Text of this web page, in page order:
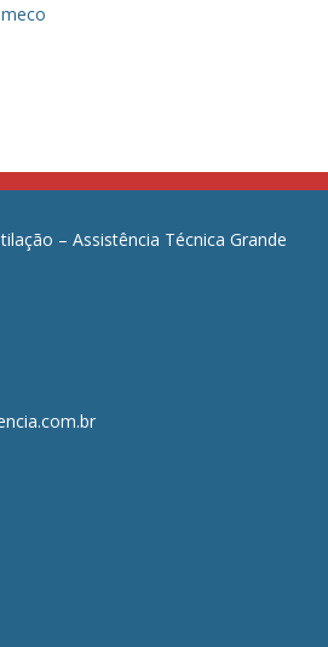
– Assistência Técnica Grande